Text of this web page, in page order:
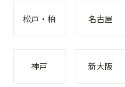
松戸・柏 名古屋
神戸 新大阪